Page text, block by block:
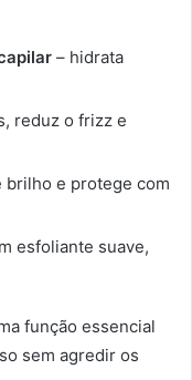
– hidrata
reduz o frizz e
brilho e protege com
esfoliante suave,
função essencial
sem agredir os